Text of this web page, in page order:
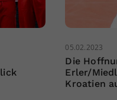
05.02.2023
Die
Erler/
Kroatien